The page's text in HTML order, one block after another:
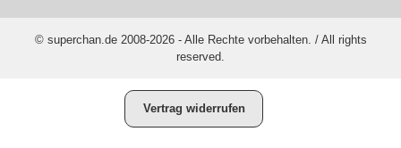
© superchan.de 2008-2026 - Alle Rechte vorbehalten. / All rights
reserved.
Vertrag widerrufen